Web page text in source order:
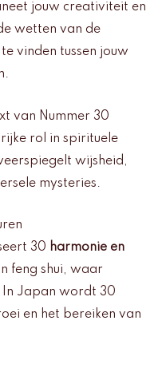
jouw creativiteit en
wetten van de
vinden tussen jouw
van Nummer 30
rol in spirituele
wijsheid,
mysteries.
30 harmonie en
feng shui, waar
In Japan wordt 30
en het bereiken van